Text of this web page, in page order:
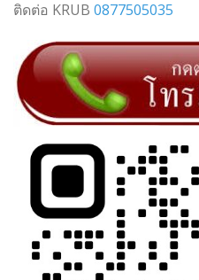
ติดต่อ KRUB 0877505035